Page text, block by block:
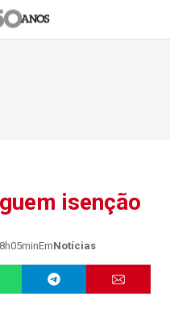
isenção
EmNotícias